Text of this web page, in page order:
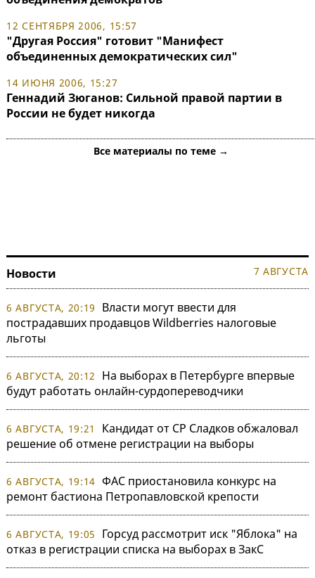
12 СЕНТЯБРЯ 2006, 15:57
"Другая Россия" готовит "Манифест
объединенных демократических сил"
14 ИЮНЯ 2006, 15:27
Геннадий Зюганов: Сильной правой партии в
России не будет никогда
Все материалы по теме →
Новости 7 АВГУСТА
6 АВГУСТА, 20:19
Власти могут ввести для
пострадавших продавцов Wildberries налоговые
льготы
6 АВГУСТА, 20:12
На выборах в Петербурге впервые
будут работать онлайн-сурдопереводчики
6 АВГУСТА, 19:21
Кандидат от СР Сладков обжаловал
решение об отмене регистрации на выборы
6 АВГУСТА, 19:14 ФАС приостановила конкурс на
ремонт бастиона Петропавловской крепости
6 АВГУСТА, 19:05
Горсуд рассмотрит иск "Яблока" на
отказ в регистрации списка на выборах в ЗакС